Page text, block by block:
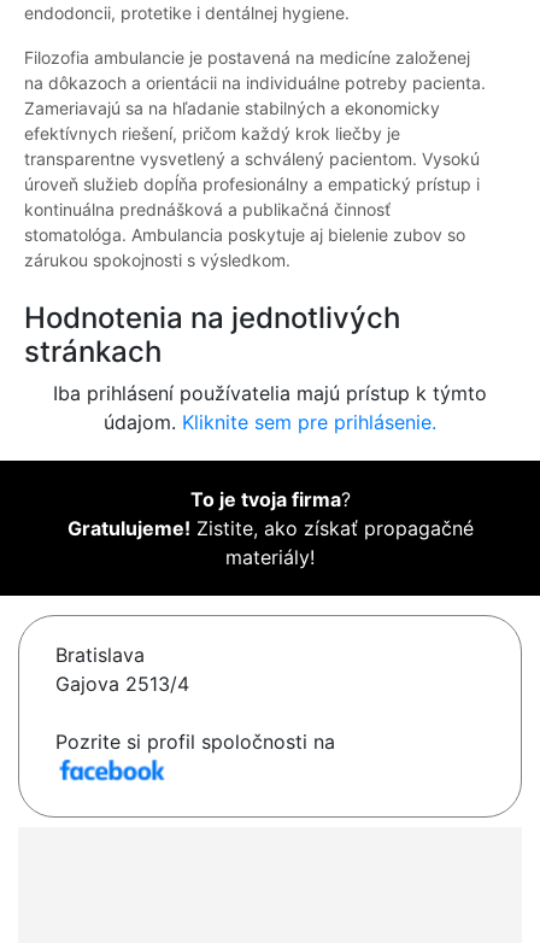
endodoncii, protetike i dentálnej hygiene.
Filozofia ambulancie je postavená na medicíne založenej
na dôkazoch a orientácii na individuálne potreby pacienta.
Zameriavajú sa na hľadanie stabilných a ekonomicky
efektívnych riešení, pričom každý krok liečby je
transparentne vysvetlený a schválený pacientom. Vysokú
úroveň služieb dopĺňa profesionálny a empatický prístup i
kontinuálna prednášková a publikačná činnosť
stomatológa. Ambulancia poskytuje aj bielenie zubov so
zárukou spokojnosti s výsledkom.
Hodnotenia na jednotlivých
stránkach
Iba prihlásení používatelia majú prístup k týmto
údajom. Kliknite sem pre prihlásenie.
To je tvoja firma?
Gratulujeme! Zistite, ako získať propagačné
materiály!
Bratislava
Gajova 2513/4
Pozrite si profil spoločnosti na